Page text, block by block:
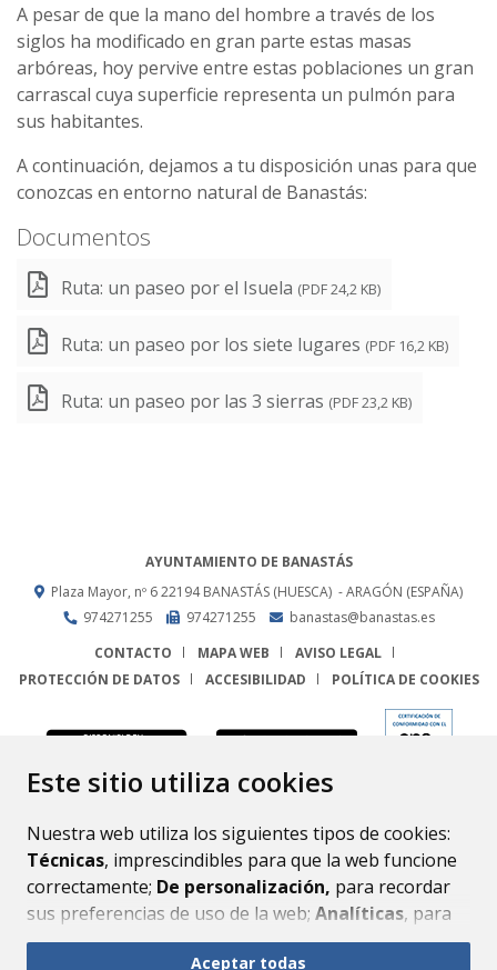
Este sitio utiliza cookies
Nuestra web utiliza los siguientes tipos de cookies:
Técnicas, imprescindibles para que la web funcione
correctamente; De personalización, para recordar
sus preferencias de uso de la web; Analíticas, para
mejorar el funcionamiento de la web y sus servicios.
Aceptar todas
A pesar de que la mano del hombre a través de los
siglos ha modificado en gran parte estas masas
arbóreas, hoy pervive entre estas poblaciones un gran
carrascal cuya superficie representa un pulmón para
sus habitantes.
A continuación, dejamos a tu disposición unas para que
conozcas en entorno natural de Banastás:
Documentos
Ruta: un paseo por el Isuela (PDF 24,2 KB)
Ruta: un paseo por los siete lugares (PDF 16,2 KB)
Ruta: un paseo por las 3 sierras (PDF 23,2 KB)
AYUNTAMIENTO DE BANASTÁS
Plaza Mayor, nº 622194 BANASTÁS (HUESCA) - ARAGÓN (ESPAÑA)
974271255
974271255
banastas@banastas.es
CONTACTO
MAPA WEB
AVISO LEGAL
PROTECCIÓN DE DATOS
ACCESIBILIDAD POLÍTICA DE COOKIES